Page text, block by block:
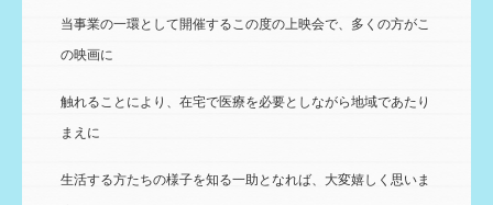
当事業の一環として開催するこの度の上映会で、多くの方がこ
の映画に
触れることにより、在宅で医療を必要としながら地域であたり
まえに
生活する方たちの様子を知る一助となれば、大変嬉しく思いま